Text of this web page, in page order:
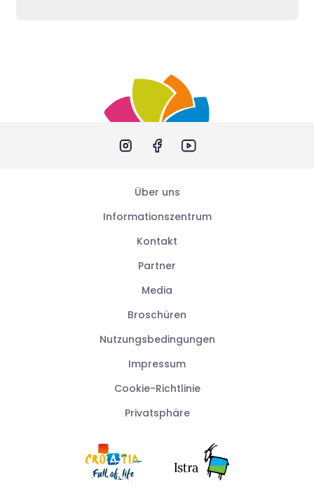
Über uns
Informationszentrum
Kontakt
Partner
Media
Broschüren
Nutzungsbedingungen
Impressum
Cookie-Richtlinie
Privatsphäre